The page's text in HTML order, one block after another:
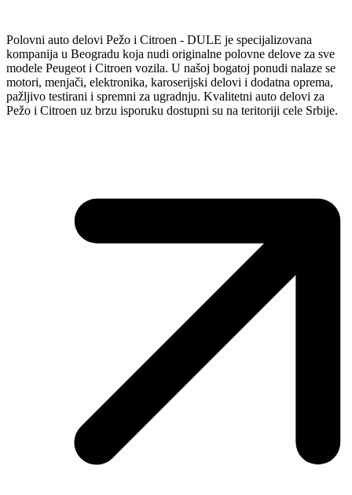
Polovni auto delovi Pežo i Citroen - DULE je specijalizovana
kompanija u Beogradu koja nudi originalne polovne delove za sve
modele Peugeot i Citroen vozila. U našoj bogatoj ponudi nalaze se
motori, menjači, elektronika, karoserijski delovi i dodatna oprema,
pažljivo testirani i spremni za ugradnju. Kvalitetni auto delovi za
Pežo i Citroen uz brzu isporuku dostupni su na teritoriji cele Srbije.